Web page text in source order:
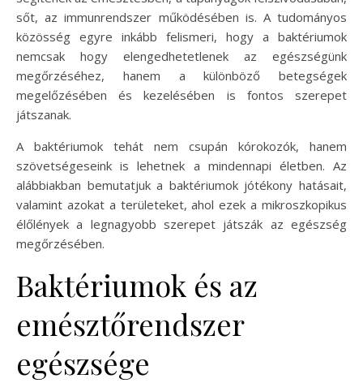
sőt, az immunrendszer működésében is. A tudományos
közösség egyre inkább felismeri, hogy a baktériumok
nemcsak hogy elengedhetetlenek az egészségünk
megőrzéséhez, hanem a különböző betegségek
megelőzésében és kezelésében is fontos szerepet
játszanak.
A baktériumok tehát nem csupán kórokozók, hanem
szövetségeseink is lehetnek a mindennapi életben. Az
alábbiakban bemutatjuk a baktériumok jótékony hatásait,
valamint azokat a területeket, ahol ezek a mikroszkopikus
élőlények a legnagyobb szerepet játszák az egészség
megőrzésében.
Baktériumok és az
emésztőrendszer
egészsége